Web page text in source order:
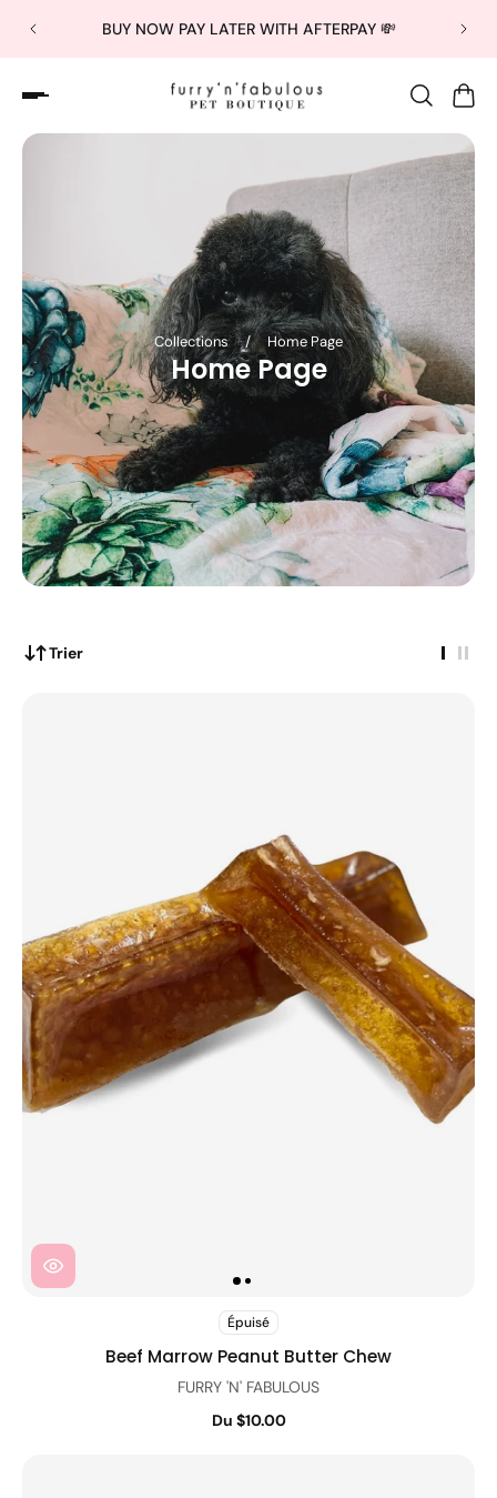
BUY NOW PAY LATER WITH AFTERPAY 💸
Collections / Home Page
Home Page
Trier
Épuisé
Beef Marrow Peanut Butter Chew
FURRY 'N' FABULOUS
Du $10.00